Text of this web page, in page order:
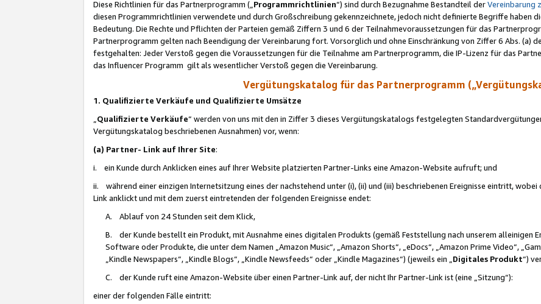
Diese Richtlinien für das Partnerprogramm („Programmrichtlinien“) sind durch Bezugnahme Bestandteil derVereinbarung
diesen Programmrichtlinien verwendete und durch Großschreibung gekennzeichnete, jedoch nicht definierte Begriffe haben
Bedeutung. Die Rechte und Pflichten der Parteien gemäß Ziffern 3 und 6 der Teilnahmevoraussetzungen für das
Partnerprogramm gelten nach Beendigung der Vereinbarung fort. Vorsorglich und ohne Einschränkung von Ziffer 6 Abs. (a)
festgehalten: Jeder Verstoß gegen die Voraussetzungen für die Teilnahme am Partnerprogramm, die IP-Lizenz für das
das Influencer Programm gilt als wesentlicher Verstoß gegen die Vereinbarung.
Vergütungskatalog für das Partnerprogramm
1. Qualifizierte Verkäufe und Qualifizierte Umsätze
Qualifizierte Verkäufe“ werden von uns mit den in Ziffer 3 dieses Vergütungskatalogs festgelegten
Vergütungskatalog beschriebenen Ausnahmen) vor, wenn:
(a) Partner- Link auf Ihrer Site:
i. ein Kunde durch Anklicken eines auf Ihrer Website platzierten Partner-Links eine Amazon-Website aufruft; und
ii. während einer einzigen Internetsitzung eines der nachstehend unter (i), (ii) und (iii) beschriebenen Ereignisse eintritt,
Link anklickt und mit dem zuerst eintretenden der folgenden Ereignisse endet:
A. Ablauf von 24 Stunden seit dem Klick,
B. der Kunde bestellt ein Produkt, mit Ausnahme eines digitalen Produkts (gemäß Feststellung nach unserem alleinigen
Software oder Produkte, die unter dem Namen „Amazon Music“, „Amazon Shorts“, „eDocs“, „Amazon Prime Video“,
„Kindle Newspapers“, „Kindle Blogs“, „Kindle Newsfeeds“ oder „Kindle Magazines“) (jeweils ein „ Digitales Produkt“)
C. der Kunde ruft eine Amazon-Website über einen Partner-Link auf, der nicht Ihr Partner-Link ist (eine „Sitzung“):
einer der folgenden Fälle eintritt: